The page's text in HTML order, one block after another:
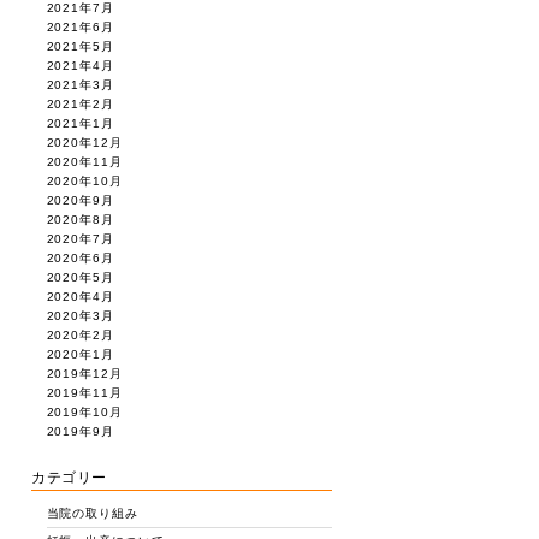
2021年7月
2021年6月
2021年5月
2021年4月
2021年3月
2021年2月
2021年1月
2020年12月
2020年11月
2020年10月
2020年9月
2020年8月
2020年7月
2020年6月
2020年5月
2020年4月
2020年3月
2020年2月
2020年1月
2019年12月
2019年11月
2019年10月
2019年9月
カテゴリー
当院の取り組み